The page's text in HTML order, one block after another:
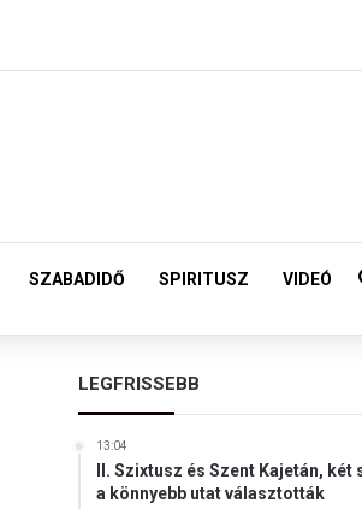
SZABADIDŐ SPIRITUSZ VIDEÓ
LEGFRISSEBB
13:04
II. Szixtusz és Szent Kajetán, két
a könnyebb utat választották